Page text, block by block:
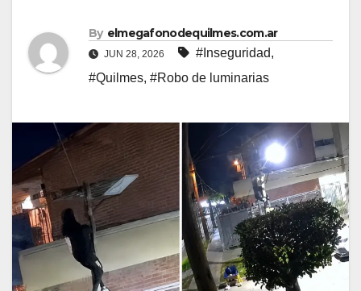
By elmegafonodequilmes.com.ar
JUN 28, 2026 #Inseguridad,
#Quilmes, #Robo de luminarias